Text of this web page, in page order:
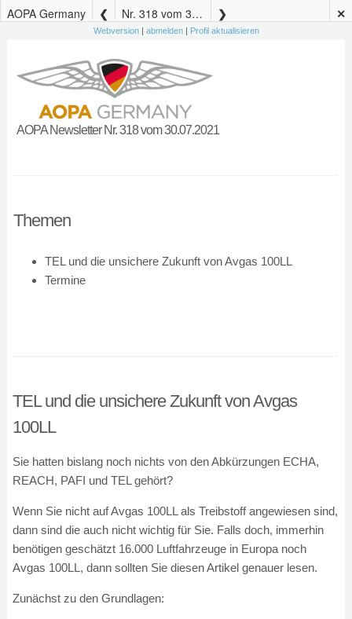
AOPA Germany Nr. 318 vom 30.07.2021 ✕